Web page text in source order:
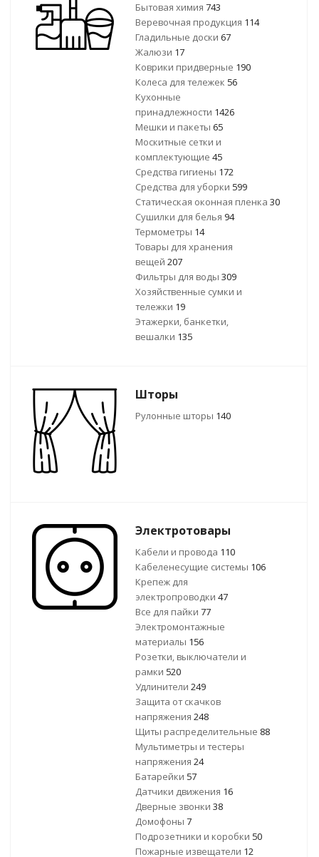
Бытовая химия 743
Веревочная продукция 114
Гладильные доски 67
Жалюзи 17
Коврики придверные 190
Колеса для тележек 56
Кухонные
принадлежности 1426
Мешки и пакеты 65
Москитные сетки и
комплектующие 45
Средства гигиены 172
Средства для уборки 599
Статическая оконная пленка 30
Сушилки для белья 94
Термометры 14
Товары для хранения
вещей 207
Фильтры для воды 309
Хозяйственные сумки и
тележки 19
Этажерки, банкетки,
вешалки 135
Шторы
Рулонные шторы 140
Электротовары
Кабели и провода 110
Кабеленесущие системы 106
Крепеж для
электропроводки 47
Все для пайки 77
Электромонтажные
материалы 156
Розетки, выключатели и
рамки 520
Удлинители 249
Защита от скачков
напряжения 248
Щиты распределительные 88
Мультиметры и тестеры
напряжения 24
Батарейки 57
Датчики движения 16
Дверные звонки 38
Домофоны 7
Подрозетники и коробки 50
Пожарные извещатели 12